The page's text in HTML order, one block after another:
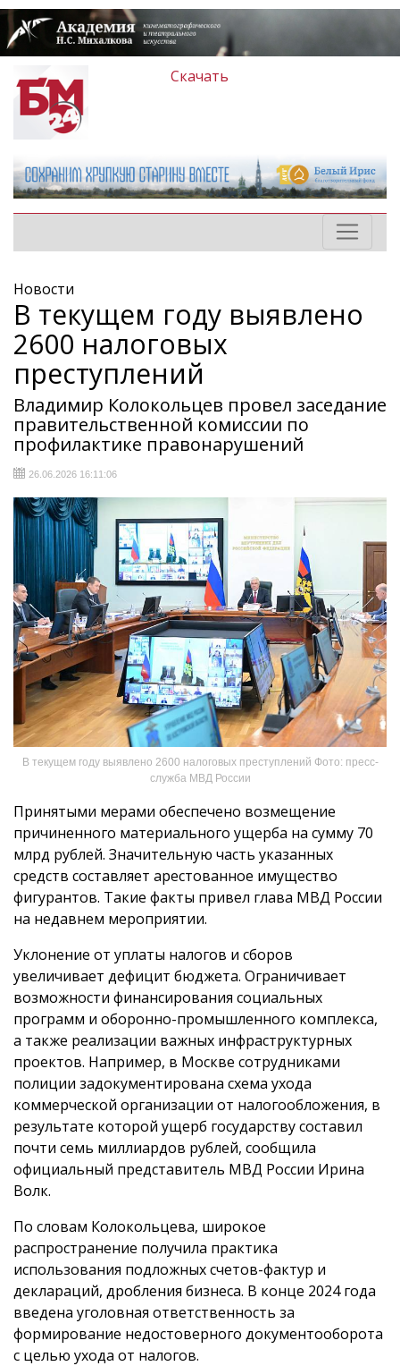
Скачать
Новости
В текущем году выявлено
2600 налоговых
преступлений
Владимир Колокольцев провел заседание
правительственной комиссии по
профилактике правонарушений
26.06.2026 16:11:06
В текущем году выявлено 2600 налоговых преступлений Фото: пресс-
служба МВД России
Принятыми мерами обеспечено возмещение
причиненного материального ущерба на сумму 70
млрд рублей. Значительную часть указанных
средств составляет арестованное имущество
фигурантов. Такие факты привел глава МВД России
на недавнем мероприятии.
Уклонение от уплаты налогов и сборов
увеличивает дефицит бюджета. Ограничивает
возможности финансирования социальных
программ и оборонно-промышленного комплекса,
а также реализации важных инфраструктурных
проектов. Например, в Москве сотрудниками
полиции задокументирована схема ухода
коммерческой организации от налогообложения, в
результате которой ущерб государству составил
почти семь миллиардов рублей, сообщила
официальный представитель МВД России Ирина
Волк.
По словам Колокольцева, широкое
распространение получила практика
использования подложных счетов-фактур и
деклараций, дробления бизнеса. В конце 2024 года
введена уголовная ответственность за
формирование недостоверного документооборота
с целью ухода от налогов.